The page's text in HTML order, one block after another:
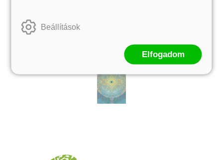
Beállítások
Elfogadom